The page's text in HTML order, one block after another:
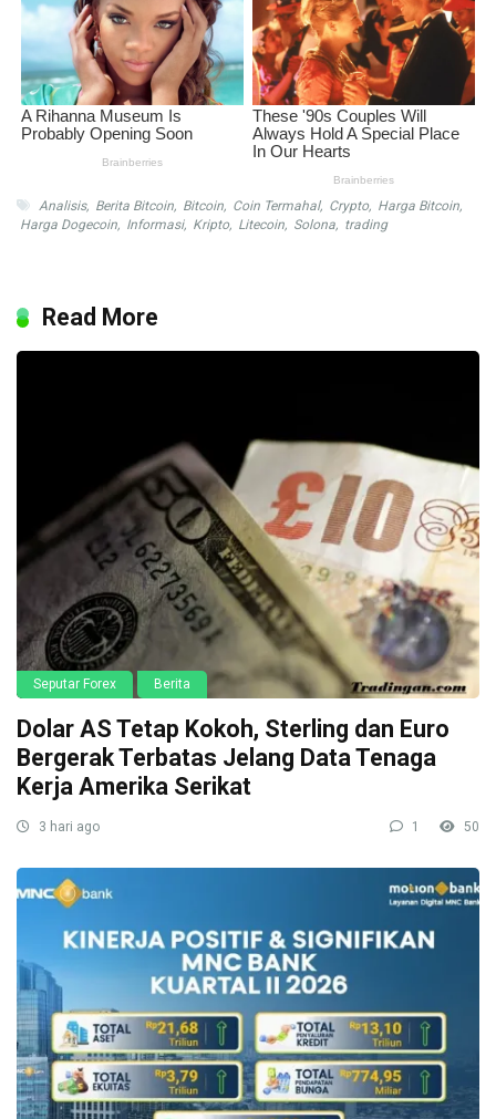
Analisis, Berita Bitcoin, Bitcoin, Coin Termahal, Crypto, Harga Bitcoin,
Harga Dogecoin, Informasi, Kripto, Litecoin, Solona, trading
Read More
Seputar Forex Berita
Dolar AS Tetap Kokoh, Sterling dan Euro
Bergerak Terbatas Jelang Data Tenaga
Kerja Amerika Serikat
3 hari ago 1 50